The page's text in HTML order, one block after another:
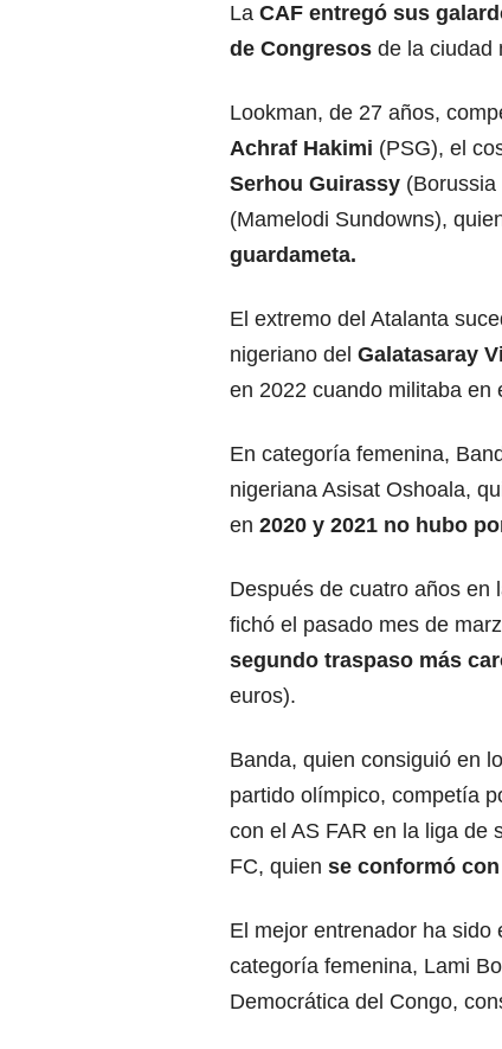
La CAF entregó sus
de Congresos de la ciudad
Lookman, de 27 años,
Achraf Hakimi (PSG), el
Serhou Guirassy
(Mamelodi Sundowns),
guardameta.
El extremo del Atalanta
nigeriano del Galatasaray
en 2022 cuando militaba en
En categoría femenina,
nigeriana Asisat Oshoala,
en 2020 y 2021 no hubo
Después de cuatro años en
fichó el pasado mes de
segundo traspaso más
euros).
Banda, quien consiguió en
partido olímpico, competía
con el AS FAR en la liga de
FC, quien se conformó
El mejor entrenador ha sido
categoría femenina, Lami
Democrática del Congo,